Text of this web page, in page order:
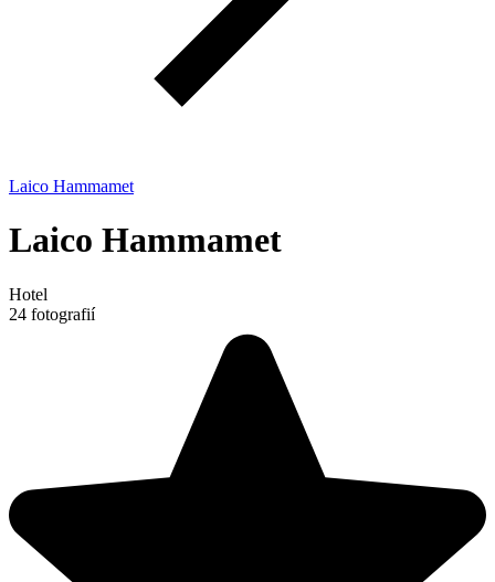
Laico Hammamet
Laico Hammamet
Hotel
24 fotografií